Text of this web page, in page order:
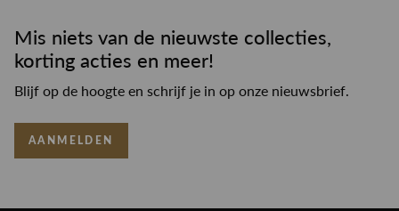
Mis niets van de nieuwste collecties,
korting acties en meer!
Blijf op de hoogte en schrijf je in op onze nieuwsbrief.
AANMELDEN